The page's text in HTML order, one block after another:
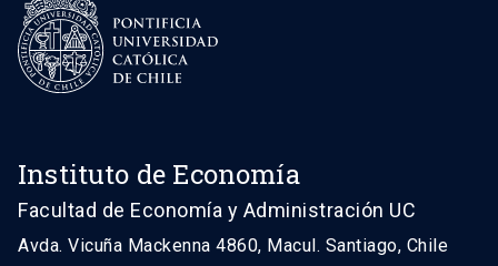
Instituto de Economía
Facultad de Economía y Administración UC
Avda. Vicuña Mackenna 4860, Macul. Santiago, Chile